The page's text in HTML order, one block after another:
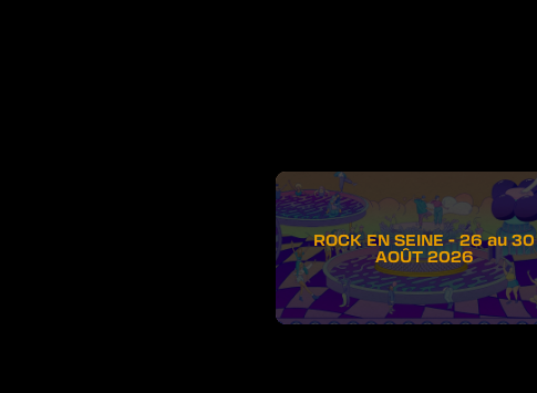
ROCK EN SEINE - 26 au 30
AOÛT 2026